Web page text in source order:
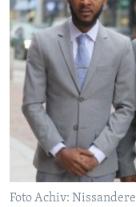
Foto Achiv: